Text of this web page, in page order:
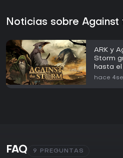
Noticias sobre Against
ARK y
Storm
hasta el
hace
FAQ 9 PREGUNTAS